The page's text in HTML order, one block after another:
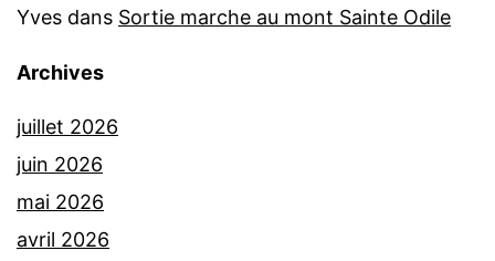
Yves dans Sortie marche au mont Sainte Odile
Archives
juillet 2026
juin 2026
mai 2026
avril 2026